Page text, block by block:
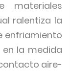
materiales
ralentiza la
enfriamiento
la medida
aire-